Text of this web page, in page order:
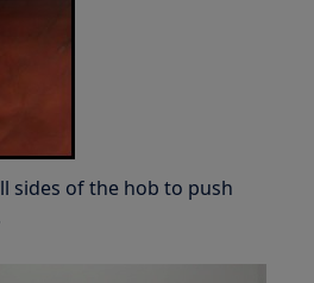
sides of the hob to push